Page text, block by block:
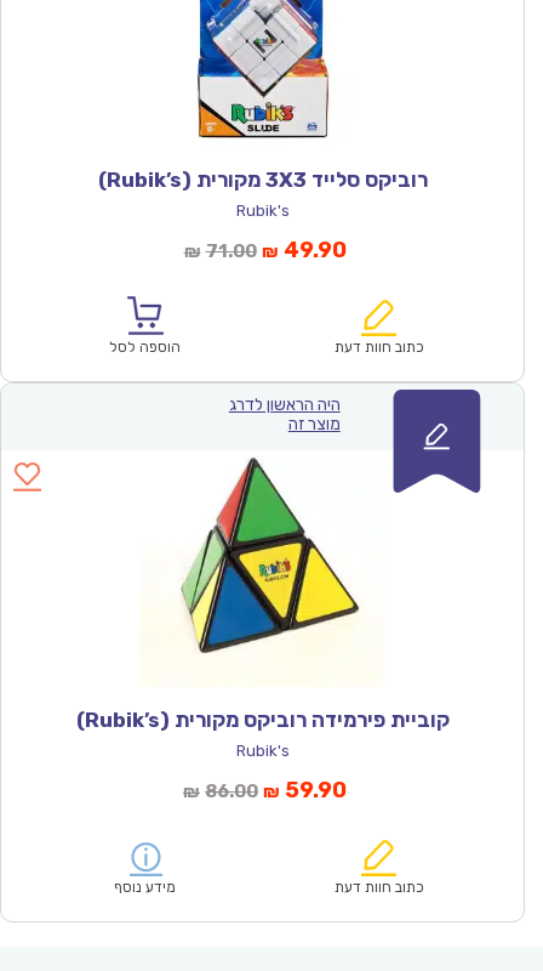
רוביקס סלייד 3X3 מקורית (Rubik’s)
Rubik's
₪ 71.00המחיר
₪71.00.
₪ 49.90המחיר
הוא:
כתוב חוות דעת הוספה לסל
היה הראשון לדרג
מוצר זה
קוביית פירמידה רוביקס מקורית (Rubik’s)
Rubik's
₪ 86.00המחיר
₪86.00.
₪ 59.90המחיר
הוא:
כתוב חוות דעת מידע נוסף